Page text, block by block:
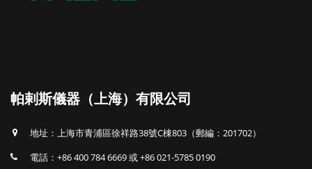
帕剌斯儀器（上海）有限公司
地址：上海市青浦區徐祥路38號C棟803（郵編：201702）
電話：+86 400 784 6669 或 +86 021-5785 0190